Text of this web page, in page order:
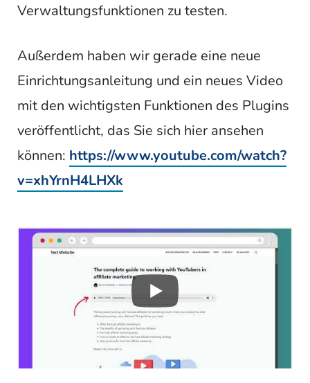
Verwaltungsfunktionen zu testen.
Außerdem haben wir gerade eine neue
Einrichtungsanleitung und ein neues Video
mit den wichtigsten Funktionen des Plugins
veröffentlicht, das Sie sich hier ansehen
können: https://www.youtube.com/watch?
v=xhYrnH4LHXk